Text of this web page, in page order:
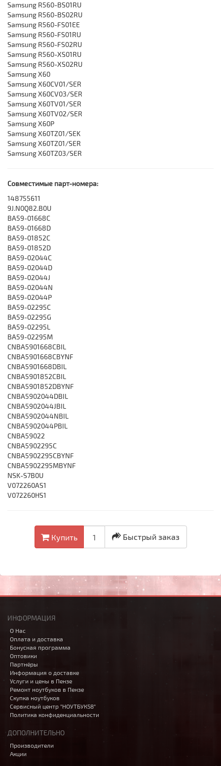
‎Samsung R560-BS01RU
‎Samsung R560-BS02RU
‎Samsung R560-FS01EE
‎Samsung R560-FS01RU
‎Samsung R560-FS02RU
‎Samsung R560-XS01RU
‎Samsung R560-XS02RU
‎Samsung X60
‎Samsung X60CV01/SER
‎‎Samsung X60CV03/SER
‎‎Samsung X60TV01/SER
‎‎Samsung X60TV02/SER
‎‎Samsung X60P
‎‎Samsung X60TZ01/SEK
‎‎Samsung X60TZ01/SER
‎‎Samsung X60TZ03/SER
Совместимые парт-номера:
148755611
9J.N0Q82.B0U
BA59-01668C
BA59-01668D
BA59-01852C
BA59-01852D
BA59-02044C
BA59-02044D
BA59-02044J
BA59-02044N
BA59-02044P
BA59-02295C
BA59-02295G
BA59-02295L
BA59-02295M
CNBA5901668CBIL
CNBA5901668CBYNF
CNBA5901668DBIL
CNBA5901852CBIL
CNBA5901852DBYNF
CNBA5902044DBIL
CNBA5902044JBIL
CNBA5902044NBIL
CNBA5902044PBIL
CNBA59022
CNBA5902295C
CNBA5902295CBYNF
CNBA5902295MBYNF
NSK-S7B0U
V072260AS1
V072260HS1
Купить Быстрый заказ
ИНФОРМАЦИЯ
О Нас
Оплата и доставка
Бонусная программа
Оптовики
Партнёры
Информация о доставке
Услуги и цены в Пензе
Ремонт ноутбуков в Пензе
Скупка ноутбуков
Сервисный центр "НОУТБУК58"
Политика конфиденциальности
ДОПОЛНИТЕЛЬНО
Производители
Акции